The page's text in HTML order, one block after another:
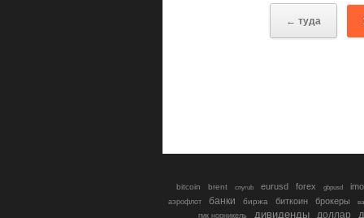
← туда
bitcoin brent cnyrub eurusd forex gbpusd
аэрофлот банки биржа биткоин брокеры
гмк норникель
дивиденды доллар